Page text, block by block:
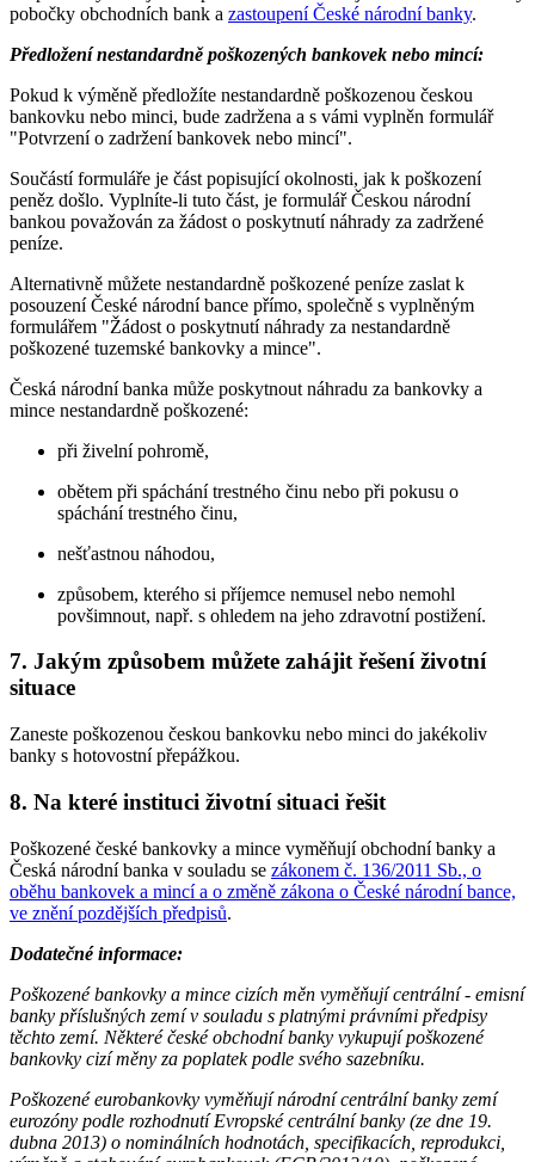
pobočky obchodních bank a zastoupení České národní banky.
Předložení nestandardně poškozených bankovek nebo mincí:
Pokud k výměně předložíte nestandardně poškozenou českou
bankovku nebo minci, bude zadržena a s vámi vyplněn formulář
"Potvrzení o zadržení bankovek nebo mincí".
Součástí formuláře je část popisující okolnosti, jak k poškození
peněz došlo. Vyplníte-li tuto část, je formulář Českou národní
bankou považován za žádost o poskytnutí náhrady za zadržené
peníze.
Alternativně můžete nestandardně poškozené peníze zaslat k
posouzení České národní bance přímo, společně s vyplněným
formulářem "Žádost o poskytnutí náhrady za nestandardně
poškozené tuzemské bankovky a mince".
Česká národní banka může poskytnout náhradu za bankovky a
mince nestandardně poškozené:
při živelní pohromě,
obětem při spáchání trestného činu nebo při pokusu o
spáchání trestného činu,
nešťastnou náhodou,
způsobem, kterého si příjemce nemusel nebo nemohl
povšimnout, např. s ohledem na jeho zdravotní postižení.
7. Jakým způsobem můžete zahájit řešení životní
situace
Zaneste poškozenou českou bankovku nebo minci do jakékoliv
banky s hotovostní přepážkou.
8. Na které instituci životní situaci řešit
Poškozené české bankovky a mince vyměňují obchodní banky a
Česká národní banka v souladu se zákonem č. 136/2011 Sb., o
oběhu bankovek a mincí a o změně zákona o České národní bance,
ve znění pozdějších předpisů.
Dodatečné informace:
Poškozené bankovky a mince cizích měn vyměňují centrální - emisní
banky příslušných zemí v souladu s platnými právními předpisy
těchto zemí. Některé české obchodní banky vykupují poškozené
bankovky cizí měny za poplatek podle svého sazebníku.
Poškozené eurobankovky vyměňují národní centrální banky zemí
eurozóny podle rozhodnutí Evropské centrální banky (ze dne 19.
dubna 2013) o nominálních hodnotách, specifikacích, reprodukci,